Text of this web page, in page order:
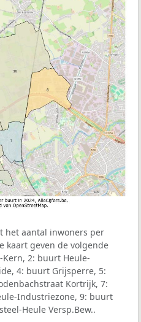
het aantal inwoners per
kaart geven de volgende
2: buurt Heule-
4: buurt Grijsperre, 5:
Kortrijk, 7:
Industriezone, 9: buurt
Heule Versp.Bew..